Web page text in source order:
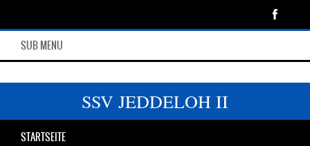
SUB MENU
SSV JEDDELOH II
STARTSEITE